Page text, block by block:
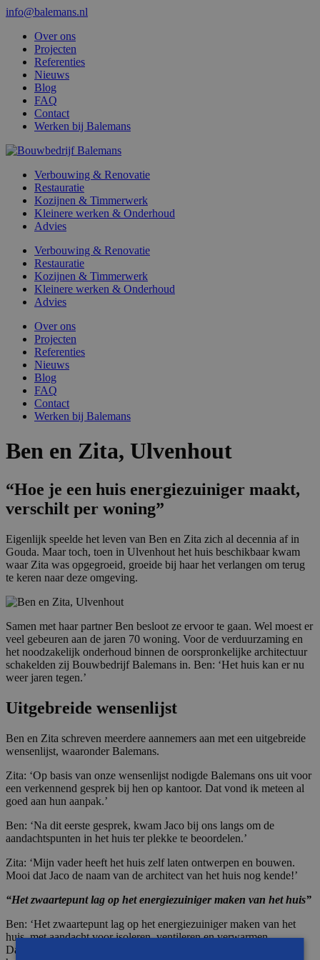
info@balemans.nl
Over ons
Projecten
Referenties
Nieuws
Blog
FAQ
Contact
Werken bij Balemans
Verbouwing & Renovatie
Restauratie
Kozijnen & Timmerwerk
Kleinere werken & Onderhoud
Advies
Verbouwing & Renovatie
Restauratie
Kozijnen & Timmerwerk
Kleinere werken & Onderhoud
Advies
Over ons
Projecten
Referenties
Nieuws
Blog
FAQ
Contact
Werken bij Balemans
Ben en Zita, Ulvenhout
“Hoe je een huis energiezuiniger maakt,
verschilt per woning”
Eigenlijk speelde het leven van Ben en Zita zich al decennia af in
Gouda. Maar toch, toen in Ulvenhout het huis beschikbaar kwam
waar Zita was opgegroeid, groeide bij haar het verlangen om terug
te keren naar deze omgeving.
Samen met haar partner Ben besloot ze ervoor te gaan. Wel moest er
veel gebeuren aan de jaren 70 woning. Voor de verduurzaming en
het noodzakelijk onderhoud binnen de oorspronkelijke architectuur
schakelden zij Bouwbedrijf Balemans in. Ben: ‘Het huis kan er nu
weer jaren tegen.’
Uitgebreide wensenlijst
Ben en Zita schreven meerdere aannemers aan met een uitgebreide
wensenlijst, waaronder Balemans.
Zita: ‘Op basis van onze wensenlijst nodigde Balemans ons uit voor
een verkennend gesprek bij hen op kantoor. Dat vond ik meteen al
goed aan hun aanpak.’
Ben: ‘Na dit eerste gesprek, kwam Jaco bij ons langs om de
aandachtspunten in het huis ter plekke te beoordelen.’
Zita: ‘Mijn vader heeft het huis zelf laten ontwerpen en bouwen.
Mooi dat Jaco de naam van de architect van het huis nog kende!’
“Het zwaartepunt lag op het energiezuiniger maken van het huis”
Ben: ‘Het zwaartepunt lag op het energiezuiniger maken van het
huis, met aandacht voor isoleren, ventileren en verwarmen.
Daarnaast was er sprake van noodzakelijk onderhoud, zoals het